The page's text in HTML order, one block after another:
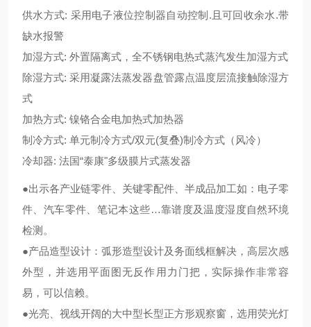
供水方式: 采用电子液位控制器自动控制.且可回收余水.带
缺水报警
加湿方式: 外置隔离式，全不锈钢电热式蒸汽发生加湿方式
除湿方式: 采用凝露法蒸发器盘管露点温度层流接触除湿方
式
加热方式: 镍铬合金电加热式加热器
制冷方式: 单元制冷方式/双元(复叠)制冷方式（风冷）
冷却器: 法国“泰康"多级膜片式蒸发器
●出示各产业链零件、关键零配件、半成品加工如：电子零
件、汽车零件、笔记本这些…靠谱度及温度湿度自然环境
检测。
●产品造型设计：弧形造型设计及务面线框解决，高层次感
外型，并选用平面图无反作用力门把，实际操作非常容
易，可以信赖。
●光亮、视线开阔的大中型长型正方形观察窗，选用荧光灯